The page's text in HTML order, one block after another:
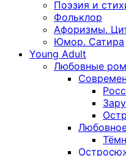
Поэзия и
Фольклор
Афоризмы.
Юмор. Сатира
Young Adult
Любовные